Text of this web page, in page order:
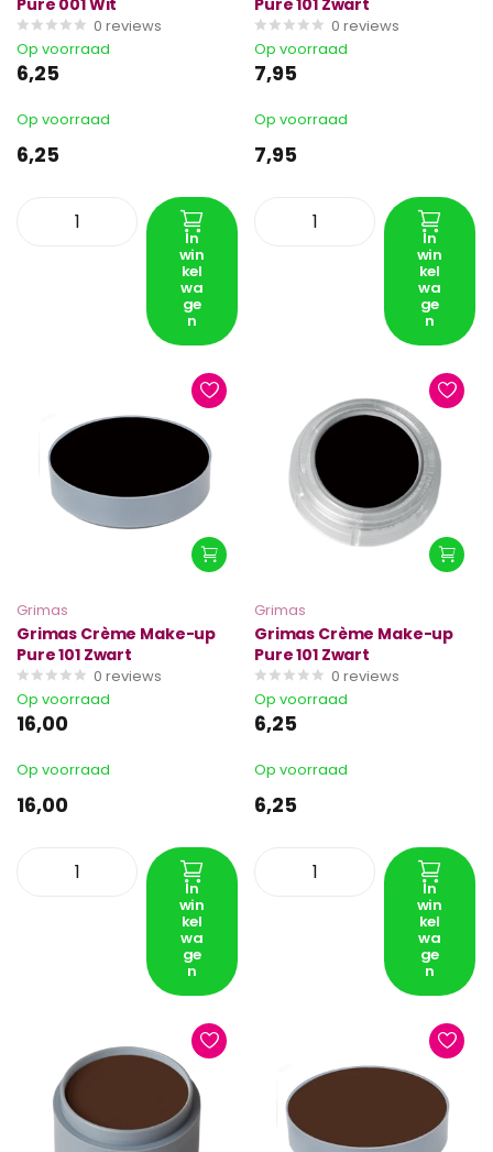
0 reviews
Op voorraad
6,25
Op voorraad
6,25
In
win
kel
wa
ge
n
0 reviews
Op voorraad
7,95
Op voorraad
7,95
In
win
kel
wa
ge
n
Grimas
Grimas Crème Make-up
Pure 101 Zwart
0 reviews
Op voorraad
16,00
Op voorraad
16,00
In
win
kel
wa
ge
n
Grimas
Grimas Crème Make-up
Pure 101 Zwart
0 reviews
Op voorraad
6,25
Op voorraad
6,25
In
win
kel
wa
ge
n